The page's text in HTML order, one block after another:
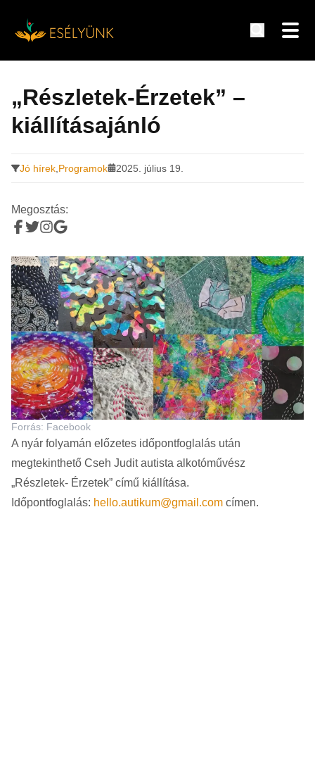
tartalomra
„Részletek-Érzetek” –
kiállításajánló
Jó hírek Programok 2025. július 19.
Megosztás:
Forrás: Facebook
A nyár folyamán előzetes időpontfoglalás után
megtekinthető Cseh Judit autista alkotóművész
„Részletek- Érzetek” című kiállítása.
Időpontfoglalás: hello.autikum@gmail.com címen.